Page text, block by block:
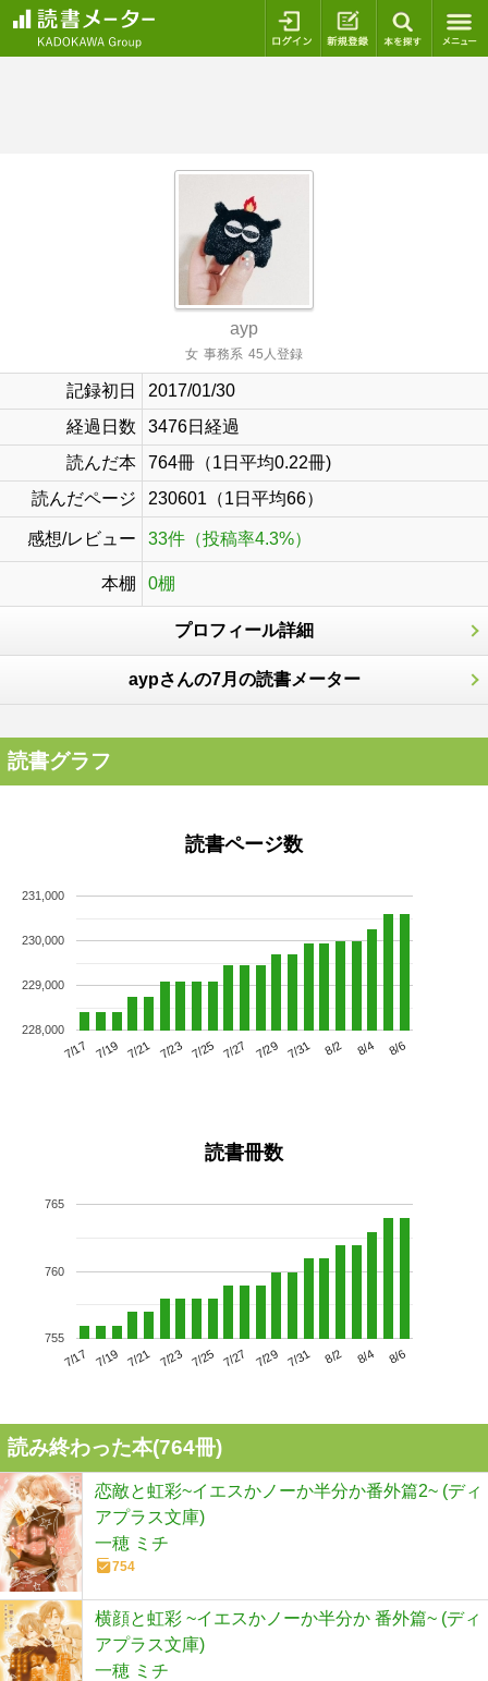
ログイン 新規登録
ayp
女 事務系 45人登録
記録初日
2017/01/30
経過日数
3476日経過
読んだ本
764冊（1日平均0.22冊)
読んだページ
230601（1日平均66）
感想/レビュー 33件（投稿率4.3%）
本棚 0棚
プロフィール詳細
aypさんの7月の読書メーター
読書グラフ
読書ページ数
7/17 7/19 7/21 7/23 7/25 7/27 7/29 7/31 8/2 8/4 8/6
228,000
229,000
230,000
231,000
読書冊数
7/17 7/19 7/21 7/23 7/25 7/27 7/29 7/31 8/2 8/4 8/6
755
760
765
読み終わった本(764冊)
恋敵と虹彩~イエスかノーか半分か番外篇2~ (ディ
アプラス文庫)
一穂 ミチ
754
横顔と虹彩 ~イエスかノーか半分か 番外篇~ (ディ
アプラス文庫)
一穂 ミチ